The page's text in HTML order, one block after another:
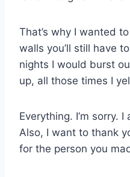
That’s why I wanted
walls you’ll still have
nights I would burst
up, all those times I
Everything. I’m sorry.
Also, I want to thank
for the person you